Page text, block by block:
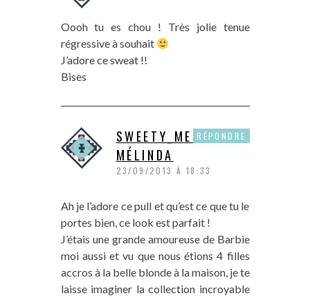
Oooh tu es chou ! Très jolie tenue
régressive à souhait
J’adore ce sweat !!
Bises
SWEETY_MELY -
MÉLINDA
23/09/2013 À 18:33
Ah je l’adore ce pull et qu’est ce que tu le
portes bien, ce look est parfait !
J’étais une grande amoureuse de Barbie
moi aussi et vu que nous étions 4 filles
accros à la belle blonde à la maison, je te
laisse imaginer la collection incroyable
RÉPONDRE